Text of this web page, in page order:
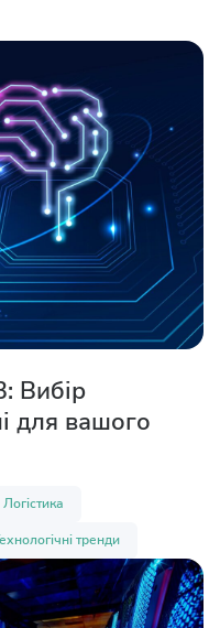
Вибір
для вашого
Логістика
тренди